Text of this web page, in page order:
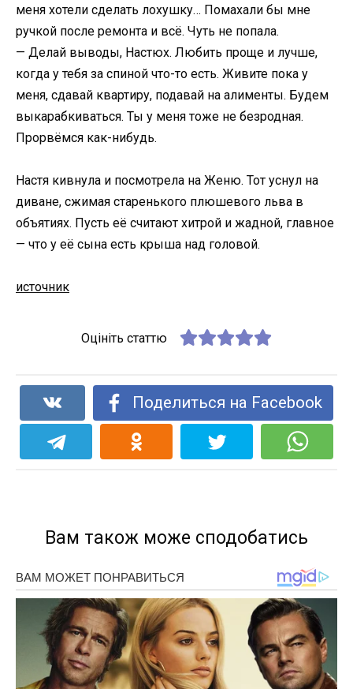
меня хотели сделать лохушку… Помахали бы мне
ручкой после ремонта и всё. Чуть не попала.
— Делай выводы, Настюх. Любить проще и лучше,
когда у тебя за спиной что-то есть. Живите пока у
меня, сдавай квартиру, подавай на алименты. Будем
выкарабкиваться. Ты у меня тоже не безродная.
Прорвёмся как-нибудь.
Настя кивнула и посмотрела на Женю. Тот уснул на
диване, сжимая старенького плюшевого льва в
объятиях. Пусть её считают хитрой и жадной, главное
— что у её сына есть крыша над головой.
источник
Оцініть статтю
Поделиться на Facebook
Вам також може сподобатись